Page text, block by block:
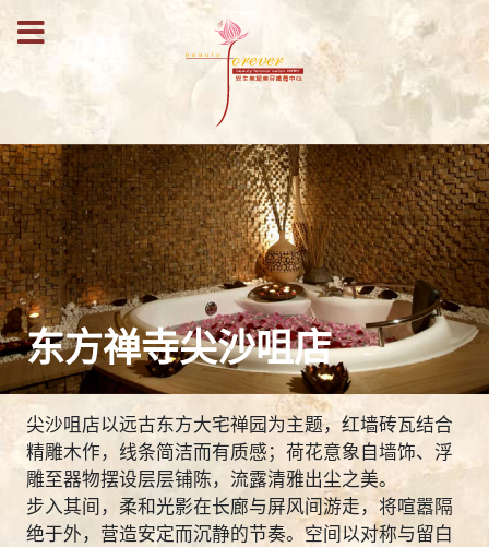
东方禅寺尖沙咀店
尖沙咀店以远古东方大宅禅园为主题，红墙砖瓦结合
精雕木作，线条简洁而有质感；荷花意象自墙饰、浮
雕至器物摆设层层铺陈，流露清雅出尘之美。
步入其间，柔和光影在长廊与屏风间游走，将喧嚣隔
绝于外，营造安定而沉静的节奏。空间以对称与留白